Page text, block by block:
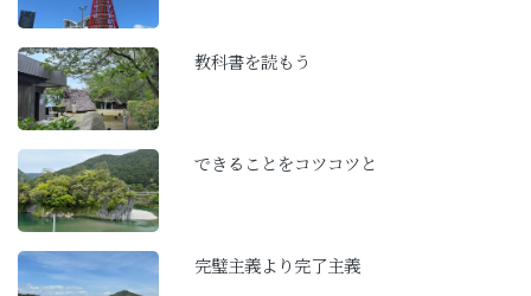
教科書を読もう
できることをコツコツと
完璧主義より完了主義